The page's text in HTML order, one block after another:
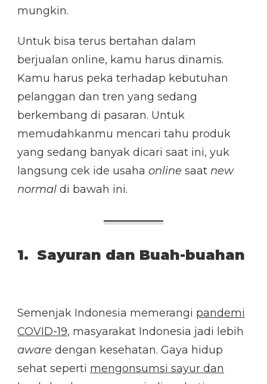
mungkin.
Untuk bisa terus bertahan dalam
berjualan online, kamu harus dinamis.
Kamu harus peka terhadap kebutuhan
pelanggan dan tren yang sedang
berkembang di pasaran. Untuk
memudahkanmu mencari tahu produk
yang sedang banyak dicari saat ini, yuk
langsung cek ide usaha online saat new
normal di bawah ini.
1. Sayuran dan Buah-buahan
Semenjak Indonesia memerangi pandemi
COVID-19, masyarakat Indonesia jadi lebih
aware dengan kesehatan. Gaya hidup
sehat seperti mengonsumsi sayur dan